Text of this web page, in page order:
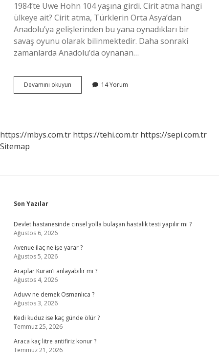
1984’te Uwe Hohn 104 yaşına girdi. Cirit atma hangi
ülkeye ait? Cirit atma, Türklerin Orta Asya’dan
Anadolu’ya gelişlerinden bu yana oynadıkları bir
savaş oyunu olarak bilinmektedir. Daha sonraki
zamanlarda Anadolu’da oynanan…
Devamını okuyun
Atma
14 Yorum
https://mbys.com.tr https://tehi.com.tr https://sepi.com.tr
Sitemap
Sidebar
Son Yazılar
Devlet hastanesinde cinsel yolla bulaşan hastalık testi yapılır mı ?
Ağustos 6, 2026
Avenue ilaç ne işe yarar ?
Ağustos 5, 2026
Araplar Kuran’ı anlayabilir mi ?
Ağustos 4, 2026
Aduvv ne demek Osmanlıca ?
Ağustos 3, 2026
Kedi kuduz ise kaç günde ölür ?
Temmuz 25, 2026
Araca kaç litre antifiriz konur ?
Temmuz 21, 2026